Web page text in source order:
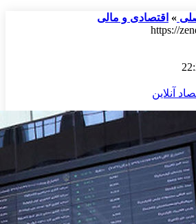
» اقتصادی و مالی
https://
آنلاین